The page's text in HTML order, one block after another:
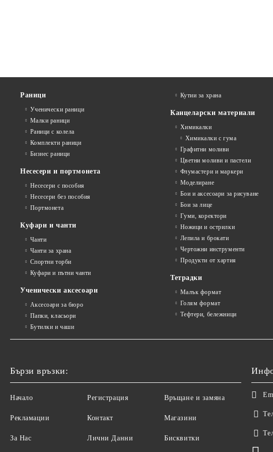
Раници
Ученически раници
Малки раници
Раници с колела
Комплекти раници
Бизнес раници
Несесери и портмонета
Несесери с пособия
Несесери без пособия
Портмонета
Куфари и чанти
Чанти
Чанти за храна
Спортни торби
Куфари и пътни чанти
Ученически аксесоари
Аксесоари за бюро
Папки, класьори
Бутилки и чаши
Кутии за храна
Канцеларски материали
Химикалки
Химикалки с гума
Графитни моливи
Цветни моливи и пастели
Флумастери и маркери
Моделиране
Бои и аксесоари за рисуване
Бои за лице
Гуми, коректори
Ножици и острилки
Лепила и брокати
Чертожни инструменти
Продукти от хартия
Тетрадки
Малък формат
Голям формат
Тефтери, бележници
Бързи връзки:
Начало
Рекламации
За Нас
Регистрация
Контакт
Лични Данни
Връщане и замяна
Магазини
Бисквитки